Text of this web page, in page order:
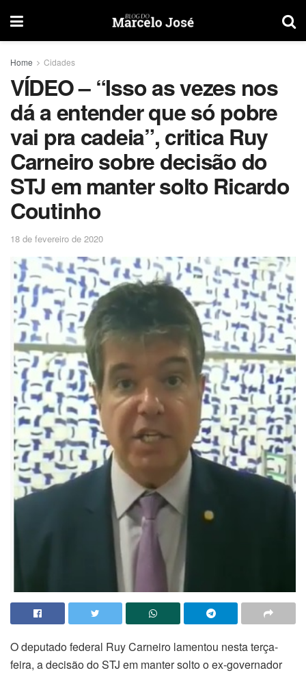
Home Cidades
VÍDEO – “Isso as vezes nos
dá a entender que só pobre
vai pra cadeia”, critica Ruy
Carneiro sobre decisão do
STJ em manter solto Ricardo
Coutinho
18 de fevereiro de 2020
O deputado federal Ruy Carneiro lamentou nesta terça-
feira, a decisão do STJ em manter solto o ex-governador